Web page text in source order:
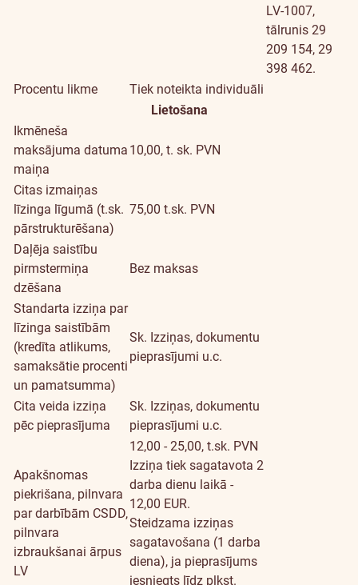
LV-1007,
tālrunis 29
209 154, 29
398 462.
Procentu likme
Tiek noteikta individuāli
Lietošana
Ikmēneša
maksājuma datuma
maiņa
10,00, t. sk. PVN
Citas izmaiņas
līzinga līgumā (t.sk.
pārstrukturēšana)
75,00 t.sk. PVN
Daļēja saistību
pirmstermiņa
dzēšana
Bez maksas
Standarta izziņa par
līzinga saistībām
(kredīta atlikums,
samaksātie procenti
un pamatsumma)
Sk. Izziņas, dokumentu
pieprasījumi u.c.
Cita veida izziņa
pēc pieprasījuma
Sk. Izziņas, dokumentu
pieprasījumi u.c.
Apakšnomas
piekrišana, pilnvara
par darbībām CSDD,
pilnvara
izbraukšanai ārpus
LV
12,00 - 25,00, t.sk. PVN
Izziņa tiek sagatavota 2
darba dienu laikā -
12,00 EUR.
Steidzama izziņas
sagatavošana (1 darba
diena), ja pieprasījums
iesniegts līdz plkst.